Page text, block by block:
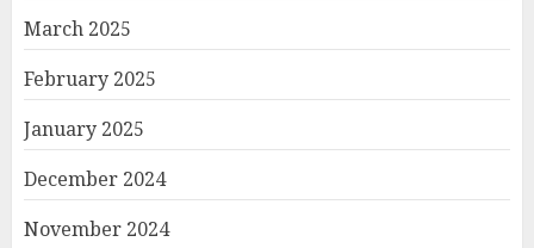
March 2025
February 2025
January 2025
December 2024
November 2024